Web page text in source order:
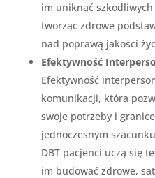
im uniknąć
tworząc zdrowe
nad poprawą jakości
Efektywność
Efektywność
komunikacji, która
swoje potrzeby i
jednoczesnym
DBT pacjenci uczą się
im budować zdrowe,